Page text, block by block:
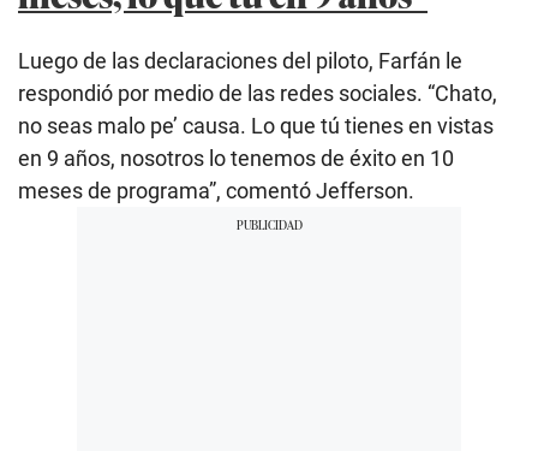
Luego de las declaraciones del piloto, Farfán le
respondió por medio de las redes sociales. “Chato,
no seas malo pe’ causa. Lo que tú tienes en vistas
en 9 años, nosotros lo tenemos de éxito en 10
meses de programa”, comentó Jefferson.